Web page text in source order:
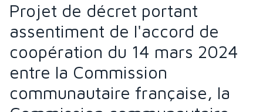
Projet de décret portant
assentiment de l'accord de
coopération du 14 mars 2024
entre la Commission
communautaire française, la